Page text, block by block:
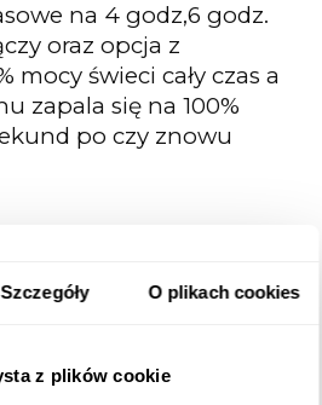
Szczegóły O plikach cookies
z plików cookie
na 4 godz,6 godz.
oraz opcja z
mocy świeci cały czas a
zapala się na 100%
po czy znowu
zimna
Monokrystaliczny